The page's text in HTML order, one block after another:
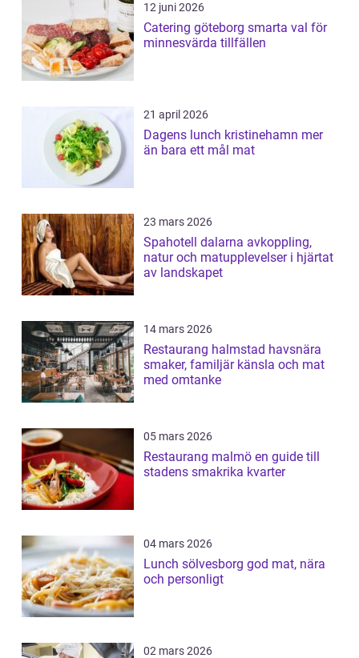
12 juni 2026
Catering göteborg smarta val för
minnesvärda tillfällen
21 april 2026
Dagens lunch kristinehamn mer
än bara ett mål mat
23 mars 2026
Spahotell dalarna avkoppling,
natur och matupplevelser i hjärtat
av landskapet
14 mars 2026
Restaurang halmstad havsnära
smaker, familjär känsla och mat
med omtanke
05 mars 2026
Restaurang malmö en guide till
stadens smakrika kvarter
04 mars 2026
Lunch sölvesborg god mat, nära
och personligt
02 mars 2026